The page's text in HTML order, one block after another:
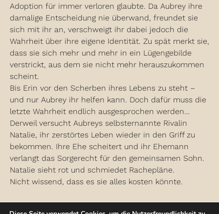
Adoption für immer verloren glaubte. Da Aubrey ihre
damalige Entscheidung nie überwand, freundet sie
sich mit ihr an, verschweigt ihr dabei jedoch die
Wahrheit über ihre eigene Identität. Zu spät merkt sie,
dass sie sich mehr und mehr in ein Lügengebilde
verstrickt, aus dem sie nicht mehr herauszukommen
scheint.
Bis Erin vor den Scherben ihres Lebens zu steht –
und nur Aubrey ihr helfen kann. Doch dafür muss die
letzte Wahrheit endlich ausgesprochen werden…
Derweil versucht Aubreys selbsternannte Rivalin
Natalie, ihr zerstörtes Leben wieder in den Griff zu
bekommen. Ihre Ehe scheitert und ihr Ehemann
verlangt das Sorgerecht für den gemeinsamen Sohn.
Natalie sieht rot und schmiedet Rachepläne.
Nicht wissend, dass es sie alles kosten könnte.